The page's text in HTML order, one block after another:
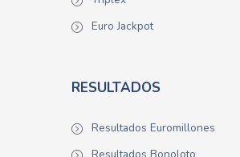
Euro Jackpot
RESULTADOS
Resultados Euromillones